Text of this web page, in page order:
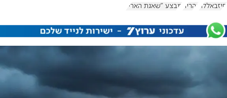
חיזבאללה נהריה מבצע "שאגת הארי"